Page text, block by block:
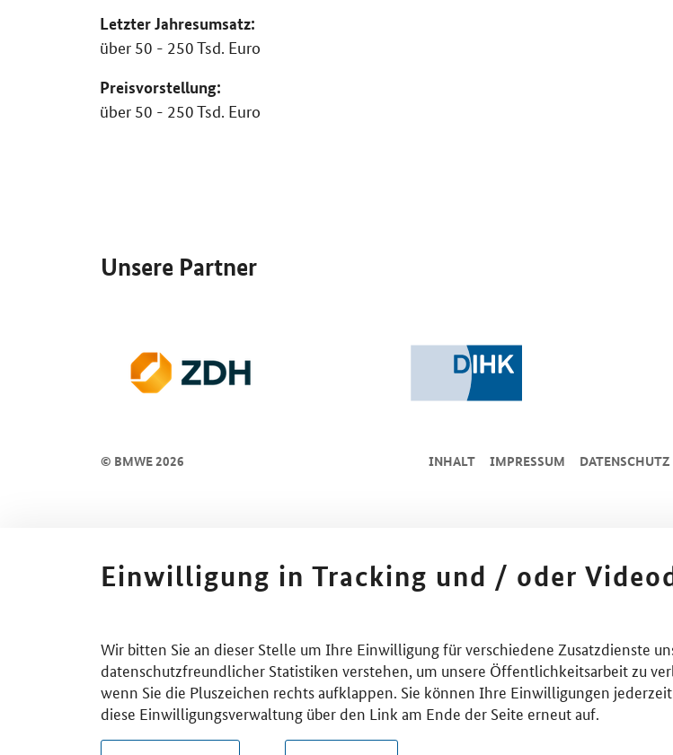
Letzter Jahresumsatz:
über 50 - 250 Tsd. Euro
Preisvorstellung:
über 50 - 250 Tsd. Euro
Unsere Partner
© BMWE 2026 INHALT IMPRESSUM DA­TEN­SCHUTZ
Einwilligung in Tracking und / oder
Wir bitten Sie an dieser Stelle um Ihre Einwilligung für verschiedene Zusatzdienste
datenschutzfreundlicher Statistiken verstehen, um unsere Öffentlichkeitsarbeit zu
wenn Sie die Pluszeichen rechts aufklappen. Sie können Ihre Einwilligungen
diese Einwilligungsverwaltung über den Link am Ende der Seite erneut auf.